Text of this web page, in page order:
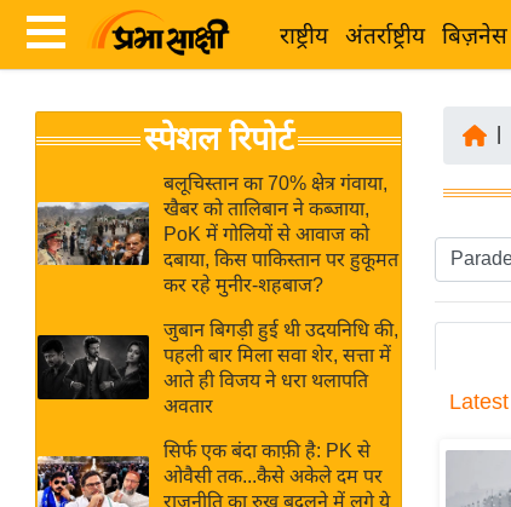
राष्ट्रीय अंतर्राष्ट्रीय बिज़नेस
News
Hindi
Hindi
Live
News in
Hindi
ब
र
अंतर्राष्ट्रीय
बिज़नेस
उद्योग
विशेषज्ञ
स्पेशल रिपोर्ट
बलूचिस्तान का 70% क्षेत्र गंवाया,
खैबर को तालिबान ने कब्जाया,
PoK में गोलियों से आवाज को
दबाया, किस पाकिस्तान पर हुकूमत
कर रहे मुनीर-शहबाज?
जुबान बिगड़ी हुई थी उदयनिधि की,
पहली बार मिला सवा शेर, सत्ता में
आते ही विजय ने धरा थलापति
अवतार
सिर्फ एक बंदा काफ़ी है: PK से
ओवैसी तक...कैसे अकेले दम पर
राजनीति का रुख बदलने में लगे ये
Latest